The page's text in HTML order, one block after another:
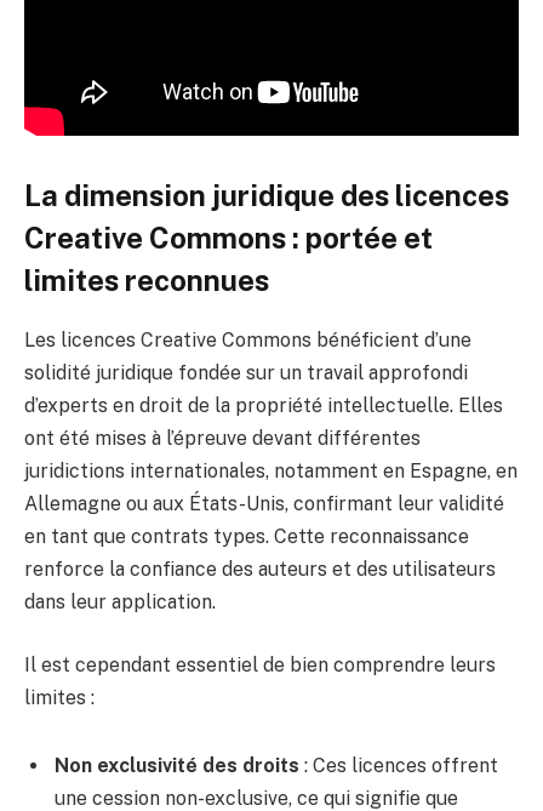
La dimension juridique des licences
Creative Commons : portée et
limites reconnues
Les licences Creative Commons bénéficient d’une
solidité juridique fondée sur un travail approfondi
d’experts en droit de la propriété intellectuelle. Elles
ont été mises à l’épreuve devant différentes
juridictions internationales, notamment en Espagne, en
Allemagne ou aux États-Unis, confirmant leur validité
en tant que contrats types. Cette reconnaissance
renforce la confiance des auteurs et des utilisateurs
dans leur application.
Il est cependant essentiel de bien comprendre leurs
limites :
Non exclusivité des droits : Ces licences offrent
une cession non-exclusive, ce qui signifie que